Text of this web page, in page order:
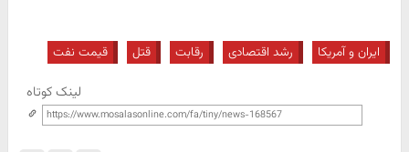
ایران و آمریکا رشد اقتصادی رقابت قتل قیمت نفت
لینک کوتاه